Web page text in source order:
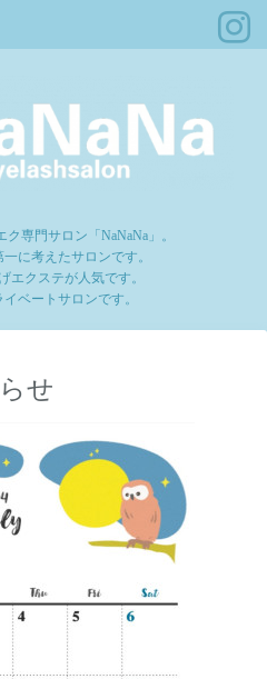
専門サロン「NaNaNa」。
に考えたサロンです。
エクステが人気です。
ベートサロンです。
せ